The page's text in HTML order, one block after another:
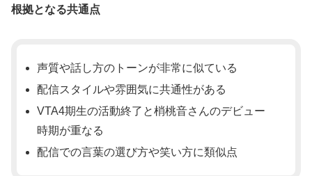
根拠となる共通点
声質や話し方のトーンが非常に似ている
配信スタイルや雰囲気に共通性がある
VTA4期生の活動終了と梢桃音さんのデビュー
時期が重なる
配信での言葉の選び方や笑い方に類似点